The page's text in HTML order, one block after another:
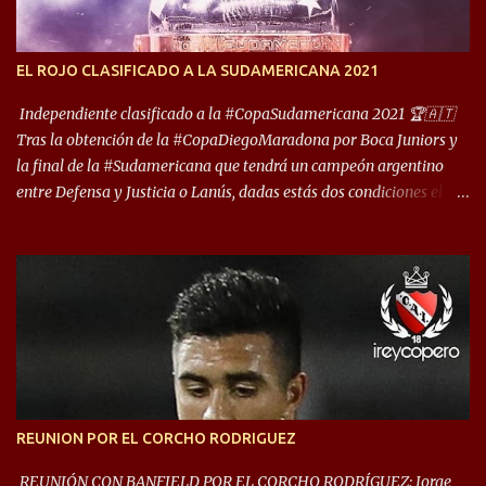
años. Dock Sud es otro de los que comparten esas tierras, aunque el
foco de atención es la convivencia Independiente - Racing. “No
deporte”, afirmó Facundo Moyano. “Creo que Avellaneda...
EL ROJO CLASIFICADO A LA SUDAMERICANA 2021
Independiente clasificado a la #CopaSudamericana 2021 🏆🇦🇹
Tras la obtención de la #CopaDiegoMaradona por Boca Juniors y
la final de la #Sudamericana que tendrá un campeón argentino
entre Defensa y Justicia o Lanús, dadas estás dos condiciones el
que iniciará en fase de grupos con 6 partidos, de los cuales sólo los
primeros de cada grupo jugarán los 8vos. con los 3ros. mejores de
las fases de grupos de la #CopaLibertadores 2021. ¡Este año hay
noche de Copas Rey! ⚽🇦🇹👑🏆.
REUNION POR EL CORCHO RODRIGUEZ
REUNIÓN CON BANFIELD POR EL CORCHO RODRÍGUEZ: Jorge